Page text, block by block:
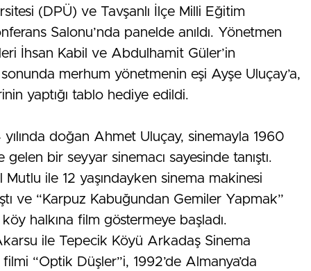
(DPÜ) ve Tavşanlı İlçe Milli Eğitim
Salonu’nda panelde anıldı. Yönetmen
İhsan Kabil ve Abdulhamit Güler’in
merhum yönetmenin eşi Ayşe Uluçay’a,
yaptığı tablo hediye edildi.
yılında doğan Ahmet Uluçay, sinemayla 1960
gelen bir seyyar sinemacı sayesinde tanıştı.
ile 12 yaşındayken sinema makinesi
ve “Karpuz Kabuğundan Gemiler Yapmak”
halkına film göstermeye başladı.
ile Tepecik Köyü Arkadaş Sinema
“Optik Düşler”i, 1992’de Almanya’da